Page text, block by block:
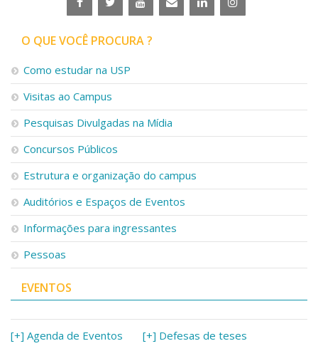
Transferência de Tecnologia
Extensão à Comunidade
Projetos, Programas e Cursos
Artes, Cultura e Esportes
Museus e Espaços Interativos
Serviços
Bibliotecas
Apoio ao Estudante
Segurança, Trânsito e Prevenção
RH, Administrativo e Financeiro
Outros serviços
Comunicação
Assessorias e Mídias
Aplicativos e Sites
Jornal da USP
Agenda de Eventos
Defesa de Teses
O QUE VOCÊ PROCURA ?
Como estudar na USP
Visitas ao Campus
Pesquisas Divulgadas na Mídia
Concursos Públicos
Estrutura e organização do campus
Auditórios e Espaços de Eventos
Informações para ingressantes
Pessoas
EVENTOS
[+] Agenda de Eventos [+] Defesas de teses